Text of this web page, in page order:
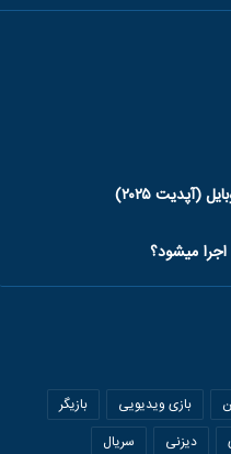
میشود؟
بازی ویدیویی
بازیگر
دیزنی سریال